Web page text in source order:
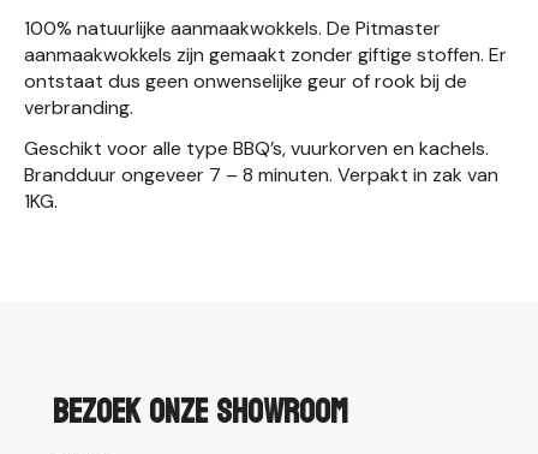
100% natuurlijke aanmaakwokkels. De Pitmaster
aanmaakwokkels zijn gemaakt zonder giftige stoffen. Er
ontstaat dus geen onwenselijke geur of rook bij de
verbranding.
Geschikt voor alle type BBQ’s, vuurkorven en kachels.
Brandduur ongeveer 7 – 8 minuten. Verpakt in zak van
1KG.
Bezoek onze showroom